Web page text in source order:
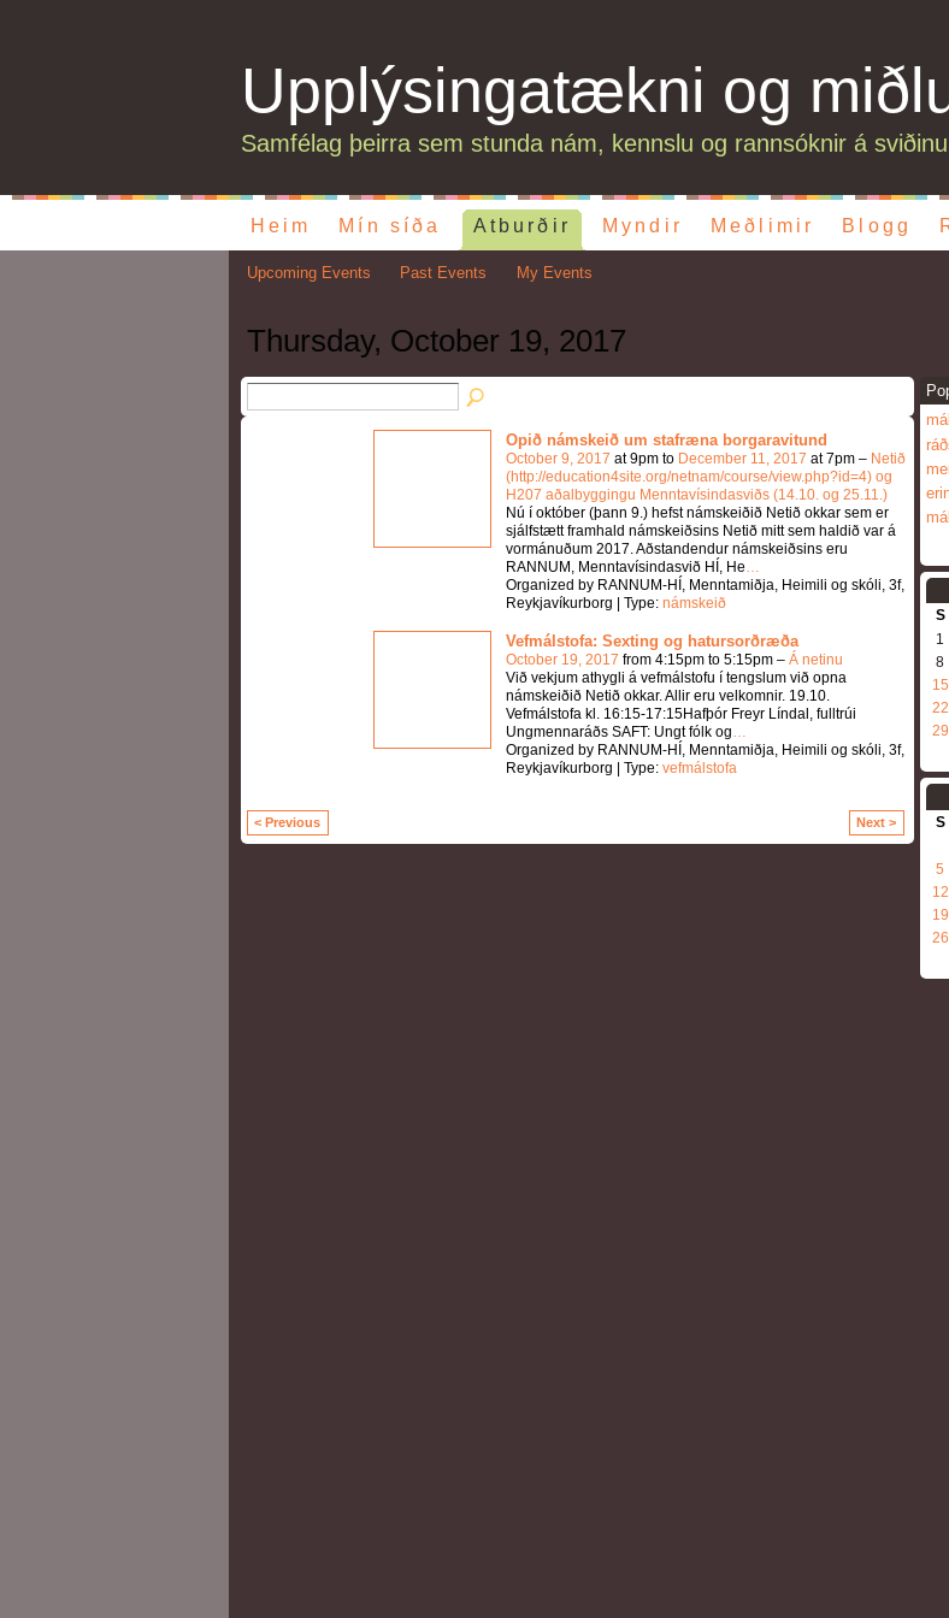
Upplýsingatækni og
Samfélag þeirra sem stunda nám, kennslu og rannsóknir á sviðinu
Heim Mín síða Atburðir Myndir Meðlimir Blogg
Upcoming Events Past Events My Events
Thursday, October 19, 2017
Opið námskeið um stafræna borgaravitund
October 9, 2017 at 9pm to December 11, 2017 at 7pm – Netið
(http://education4site.org/netnam/course/view.php?id=4) og
H207 aðalbyggingu Menntavísindasviðs (14.10. og 25.11.)
Nú í október (þann 9.) hefst námskeiðið Netið okkar sem er
sjálfstætt framhald námskeiðsins Netið mitt sem haldið var á
vormánuðum 2017. Aðstandendur námskeiðsins eru
RANNUM, Menntavísindasvið HÍ, He
Organized by RANNUM-HÍ, Menntamiðja, Heimili og skóli, 3f,
Reykjavíkurborg | Type: námskeið
Vefmálstofa: Sexting og hatursorðræða
October 19, 2017 from 4:15pm to 5:15pm – Á netinu
Við vekjum athygli á vefmálstofu í tengslum við opna
námskeiðið Netið okkar. Allir eru velkomnir. 19.10.
Vefmálstofa kl. 16:15-17:15Hafþór Freyr Líndal, fulltrúi
Ungmennaráðs SAFT: Ungt fólk og…
Organized by RANNUM-HÍ, Menntamiðja, Heimili og skóli, 3f,
Reykjavíkurborg | Type: vefmálstofa
< Previous Next >
S
1
8
15
22
29
S
5
12
19
26